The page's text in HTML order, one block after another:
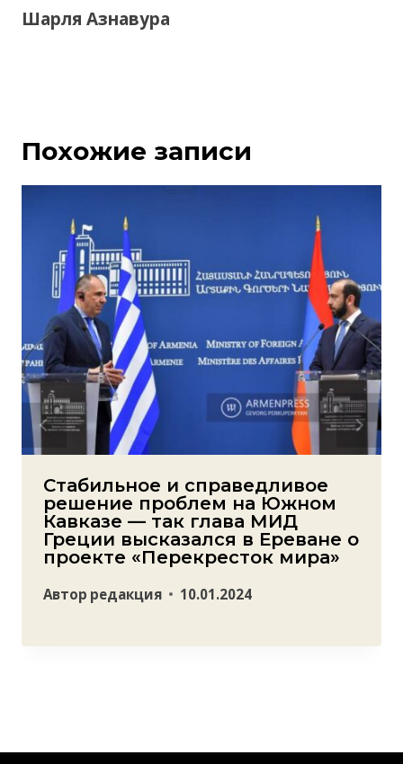
Шарля Азнавура
Похожие записи
Стабильное и справедливое
решение проблем на Южном
Кавказе — так глава МИД
Греции высказался в Ереване о
проекте «Перекресток мира»
Автор редакция 10.01.2024